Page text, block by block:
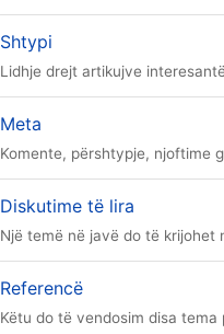
Shtypi
Lidhje drejt artikujve
Meta
Komente, përshtypje, njoftime
Diskutime të lira
Një temë në javë do të krijohet
Referencë
Këtu do të vendosim disa